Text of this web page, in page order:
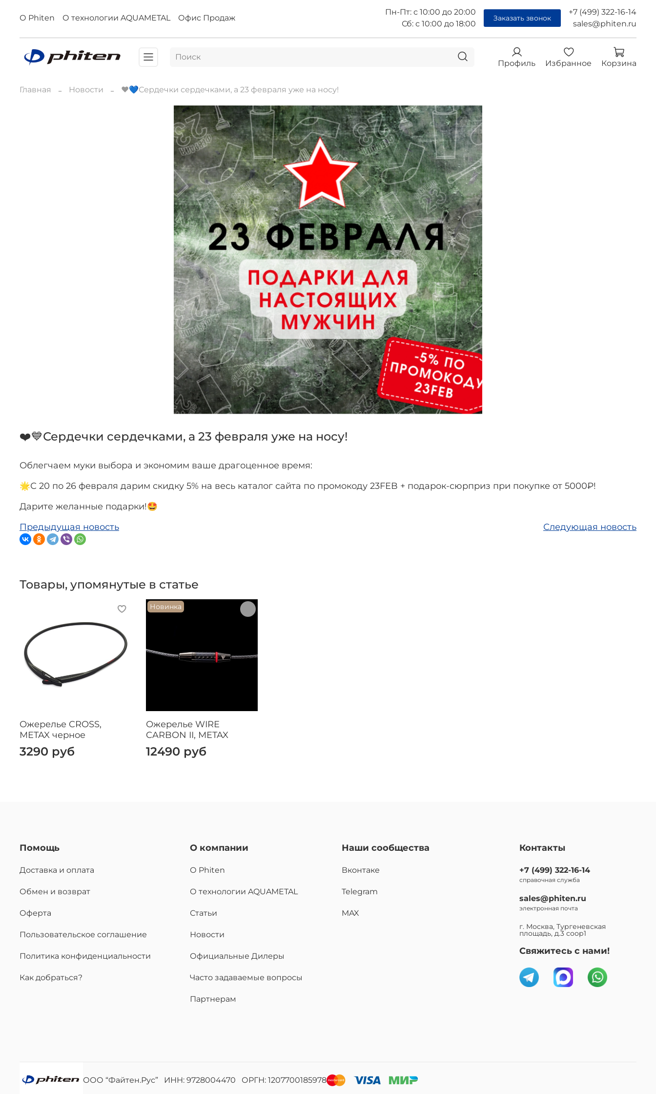
О Phiten О технологии AQUAMETAL Офис Продаж
Пн-Пт: с 10:00 до 20:00
Сб: с 10:00 до 18:00
Заказать звонок
+7 (499) 322-16-14
sales@phiten.ru
Профиль Избранное Корзина
Главная Новости ❤️💙Сердечки сердечками, а 23 февраля уже на носу!
❤️💙Сердечки сердечками, а 23 февраля уже на носу!
Облегчаем муки выбора и экономим ваше драгоценное время:
🌟С 20 по 26 февраля дарим скидку 5% на весь каталог сайта по промокоду 23FEB + подарок-сюрприз при покупке от 5000₽!
Дарите желанные подарки!🤩
Предыдущая новость
Следующая новость
Товары, упомянутые в статье
Ожерелье CROSS,
METAX черное
3290 руб
Новинка
Ожерелье WIRE
CARBON II, METAX
12490 руб
Помощь
Доставка и оплата
Обмен и возврат
Оферта
Пользовательское соглашение
Политика конфиденциальности
Как добраться?
О компании
О Phiten
О технологии AQUAMETAL
Статьи
Новости
Официальные Дилеры
Часто задаваемые вопросы
Партнерам
Наши сообщества
Вконтаке
Telegram
MAX
Контакты
+7 (499) 322-16-14
справочная служба
sales@phiten.ru
электронная почта
г. Москва, Тургеневская
площадь, д.3 соор1
Свяжитесь с нами!
ООО “Файтен.Рус” ИНН: 9728004470 ОРГН: 1207700185978